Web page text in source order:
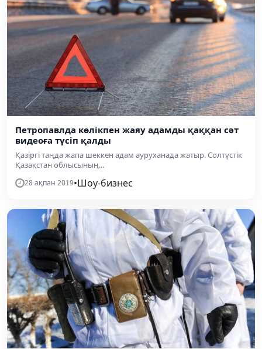
Петропавлда көлікпен жаяу адамды қаққан сәт
видеоға түсіп қалды
Қазіргі таңда жапа шеккен адам ауруханада жатыр. Солтүстік
Қазақстан облысының...
28 ақпан 2019•Шоу-бизнес